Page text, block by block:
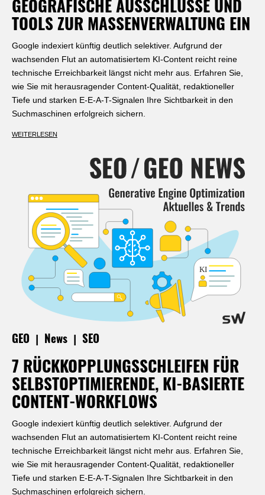
GEOGRAFISCHE AUSSCHLÜSSE UND
TOOLS ZUR MASSENVERWALTUNG EIN
Google indexiert künftig deutlich selektiver. Aufgrund der
wachsenden Flut an automatisiertem KI-Content reicht reine
technische Erreichbarkeit längst nicht mehr aus. Erfahren Sie,
wie Sie mit herausragender Content-Qualität, redaktioneller
Tiefe und starken E-E-A-T-Signalen Ihre Sichtbarkeit in den
Suchmaschinen erfolgreich sichern.
WEITERLESEN
GEO News SEO
7 RÜCKKOPPLUNGSSCHLEIFEN FÜR
SELBSTOPTIMIERENDE, KI-BASIERTE
CONTENT-WORKFLOWS
Google indexiert künftig deutlich selektiver. Aufgrund der
wachsenden Flut an automatisiertem KI-Content reicht reine
technische Erreichbarkeit längst nicht mehr aus. Erfahren Sie,
wie Sie mit herausragender Content-Qualität, redaktioneller
Tiefe und starken E-E-A-T-Signalen Ihre Sichtbarkeit in den
Suchmaschinen erfolgreich sichern.